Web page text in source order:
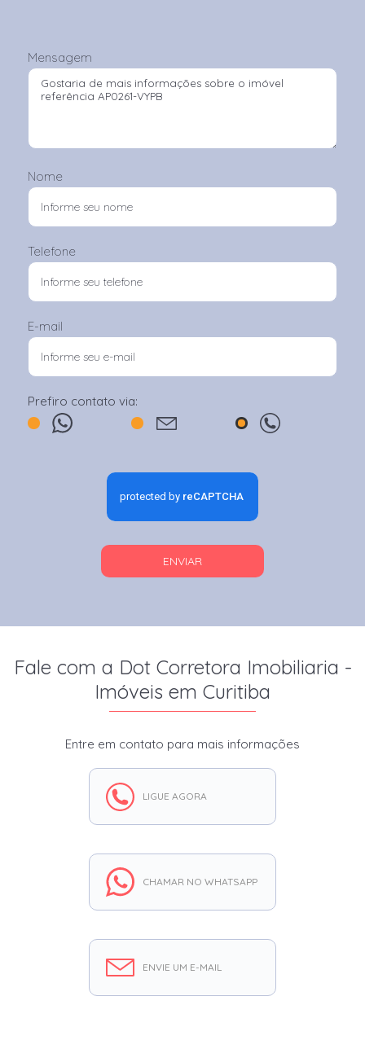
Mensagem
Nome
Telefone
E-mail
Prefiro contato via:
ENVIAR
Fale com a Dot Corretora Imobiliaria -
Imóveis em Curitiba
Entre em contato para mais informações
LIGUE AGORA
CHAMAR NO WHATSAPP
ENVIE UM E-MAIL